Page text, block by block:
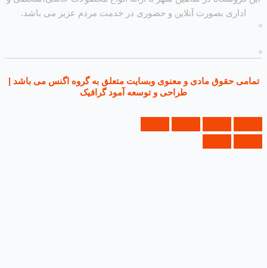
بصورت آنلاین و حضوری در خدمت مردم عزیز می باشد.
حقوق مادی و معنوی وبسایت متعلق به گروه اگنس می باشد |
طراحی و توسعه آمود گرافیک